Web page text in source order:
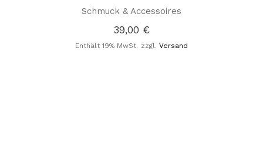
Schmuck & Accessoires
39,00 €
Enthält 19% MwSt. zzgl. Versand